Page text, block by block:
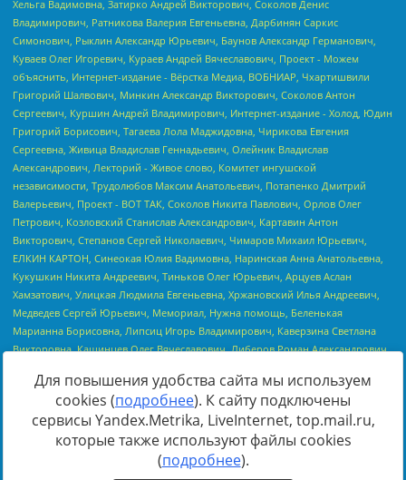
Источник:https://minjust.gov.ru/uploaded/files/reestr-
inostrannyih-agentov-22-03-2024.pdfданные на22.03.2024
Для повышения удобства сайта мы используем
cookies (подробнее). К сайту подключены
сервисы Yandex.Metrika, LiveInternet, top.mail.ru,
которые также используют файлы cookies
(подробнее).